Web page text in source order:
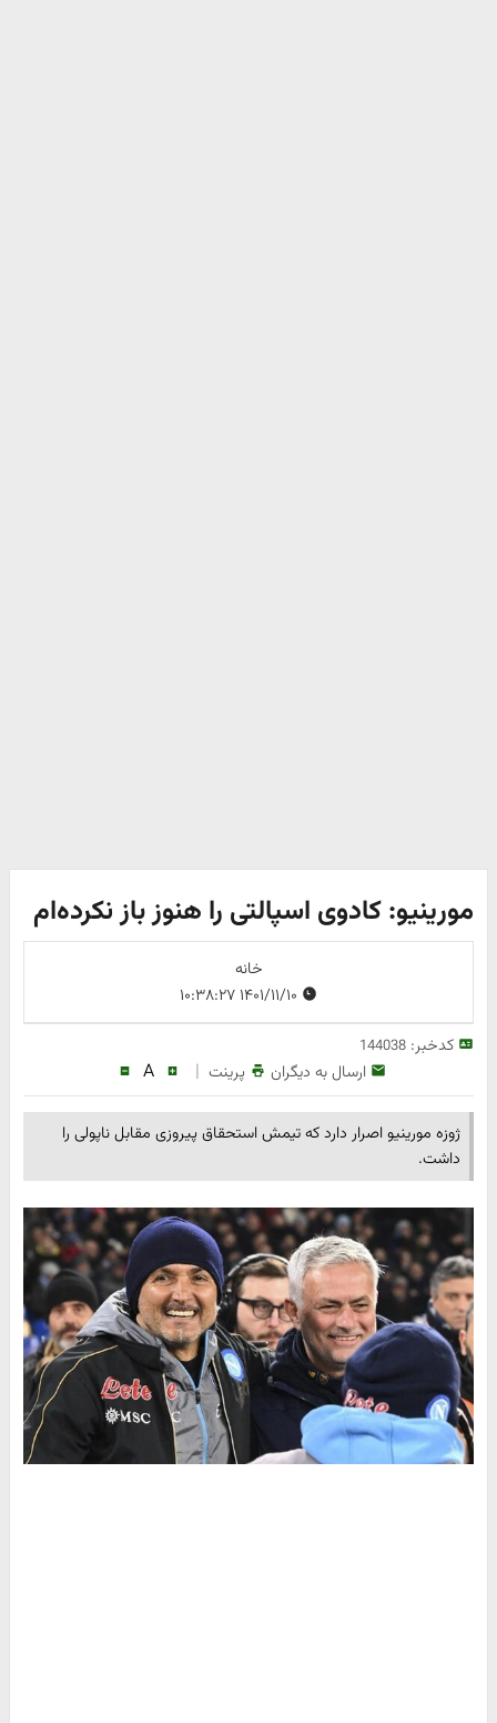
مورینیو: کادوی اسپالتی را هنوز باز نکرده‌ام
خانه
کدخبر:144038
ارسال به دیگران پرینت |
A
ژوزه مورینیو اصرار دارد که تیمش استحقاق پیروزی مقابل ناپولی را
داشت.